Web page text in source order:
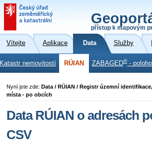
přístup k mapovým
Vítejte Aplikace Data Služby
Katastr nemovitostí RÚIAN ZABAGED® -
Nyní jste zde: Data / RÚIAN / Registr územní
místa - po obcích
Data RÚIAN o adresách
CSV